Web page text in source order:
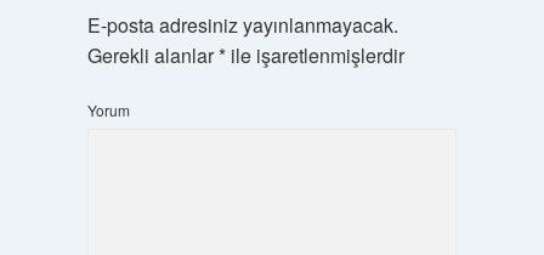
E-posta adresiniz yayınlanmayacak.
Gerekli alanlar*ile işaretlenmişlerdir
Yorum